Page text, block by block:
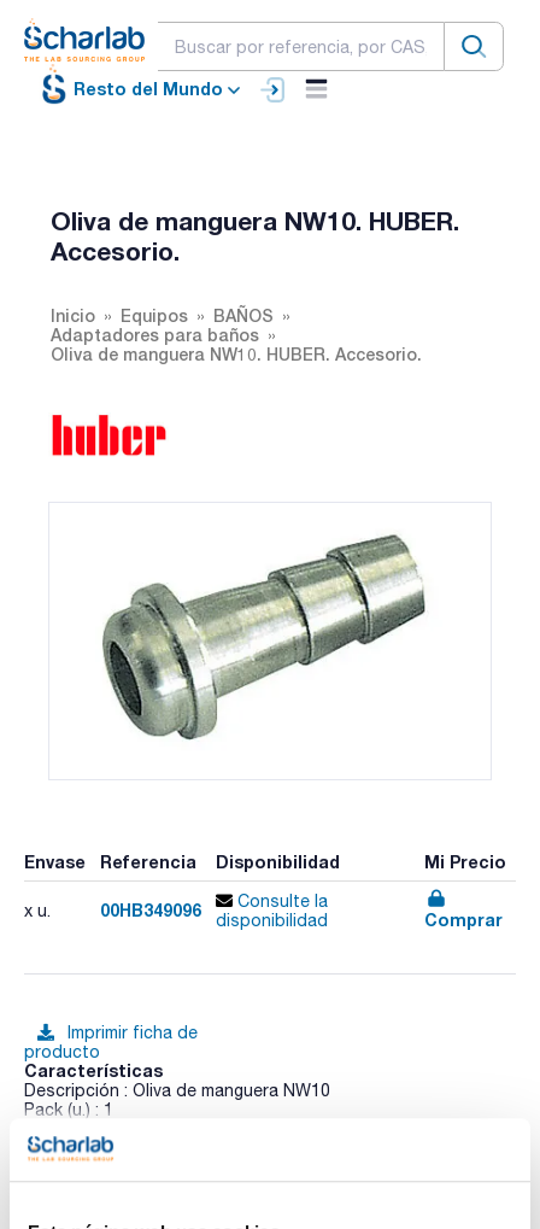
Resto del Mundo
Oliva de manguera NW10. HUBER.
Accesorio.
Inicio Equipos
BAÑOS
Adaptadores para baños
Oliva de manguera NW10. HUBER. Accesorio.
Envase Referencia Disponibilidad Mi Precio
x u. 00HB349096
Consulte la
disponibilidad
Comprar
Imprimir ficha de
producto
Características
Descripción : Oliva de manguera NW10
Pack (u.) : 1
Adaptadores para baños
Ver más